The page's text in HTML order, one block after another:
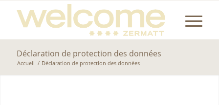
Déclaration de protection des données
Accueil / Déclaration de protection des données